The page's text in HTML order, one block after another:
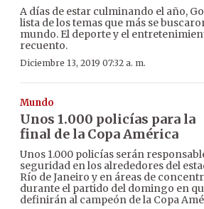
A días de estar culminando el año,
lista de los temas que más se
mundo. El deporte y el
recuento.
Diciembre 13, 2019 07:32 a. m.
Mundo
Unos 1.000 policías para la
final de la Copa América
Unos 1.000 policías serán
seguridad en los alrededores del
Río de Janeiro y en áreas de
durante el partido del domingo en
definirán al campeón de la Copa